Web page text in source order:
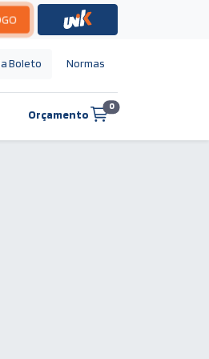
Boleto Normas
Orçamento
0